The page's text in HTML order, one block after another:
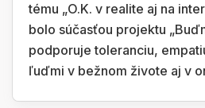
tému „O.K. v realite aj na
bolo súčasťou projektu
podporuje toleranciu,
ľuďmi v bežnom živote aj v